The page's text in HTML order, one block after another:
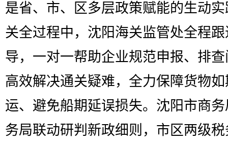
是省、市、区多层政策赋能的生动
关全过程中，沈阳海关监管处全程
导，一对一帮助企业规范申报、排
高效解决通关疑难，全力保障货物
运、避免船期延误损失。沈阳市商
务局联动研判新政细则，市区两级